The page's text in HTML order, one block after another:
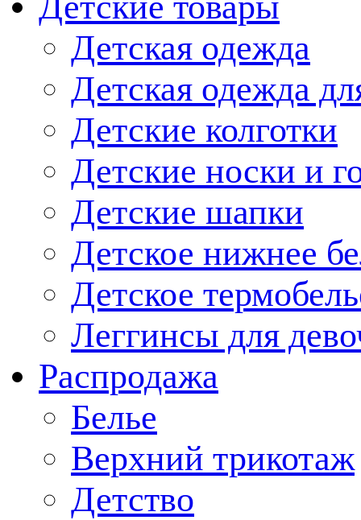
Детская одежда
Детская одежда
Детские колготки
Детские носки и
Детские шапки
Детское нижнее
Детское
Леггинсы для
Распродажа
Белье
Верхний трикотаж
Детство